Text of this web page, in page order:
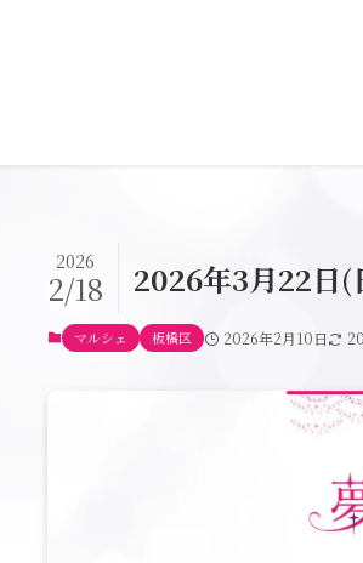
2026年3月22日(
2026
2/18
マルシェ 板橋区 2026年2月10日